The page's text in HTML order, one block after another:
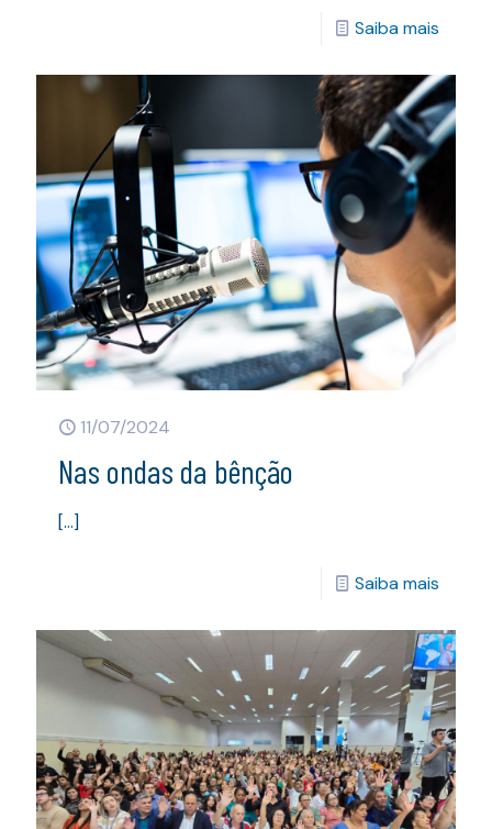
Saiba mais
11/07/2024
Nas ondas da bênção
[…]
Saiba mais